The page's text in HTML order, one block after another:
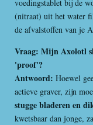
voedingstablet bij de
(nitraat) uit het water
de afvalstoffen van je
Vraag: Mijn Axolotl
'proof'?
Antwoord: Hoewel
actieve graver, zijn
stugge bladeren en
kwetsbaar dan jonge,